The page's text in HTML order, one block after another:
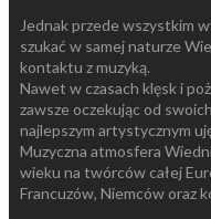
Jednak przede wszystkim
szukać w samej naturze
kontaktu z muzyką.
Nawet w czasach klęsk i
zawsze oczekując od
najlepszym artystycznym
Muzyczna atmosfera
wieku na twórców całej
Francuzów, Niemców oraz